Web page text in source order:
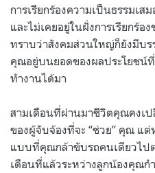
การเรียกร้องความเป็นธรรมเ
และไม่เคยอยู่ในฝั่งการเรียกร้อ
ทราบว่าสังคมส่วนใหญ่ก็ยังมีบ
คุณอยู่บนยอดของผลประโยชน์
ทำงานได้มา
สามเดือนที่ผ่านมาชีวิตคุณคงเ
ของผู้จับจ้องที่จะ “ช่วย” คุณ แ
แบบที่คุณกล้าขับรถคนเดียวไป
เดือนที่แล้วระหว่างลูกน้องคุณ